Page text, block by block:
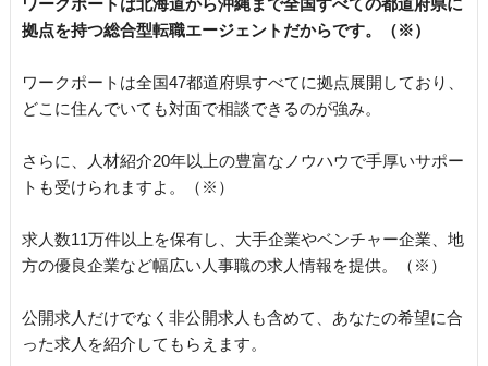
ワークポートは北海道から沖縄まで全国すべての都道府県に
拠点を持つ総合型転職エージェントだからです。（※）
ワークポートは全国47都道府県すべてに拠点展開しており、
どこに住んでいても対面で相談できるのが強み。
さらに、人材紹介20年以上の豊富なノウハウで手厚いサポー
トも受けられますよ。（※）
求人数11万件以上を保有し、大手企業やベンチャー企業、地
方の優良企業など幅広い人事職の求人情報を提供。（※）
公開求人だけでなく非公開求人も含めて、あなたの希望に合
った求人を紹介してもらえます。